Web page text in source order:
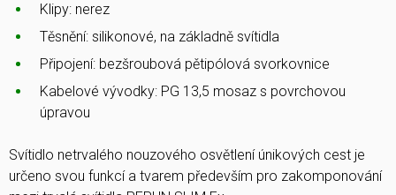
Klipy: nerez
Těsnění: silikonové, na základně svítidla
Připojení: bezšroubová pětipólová svorkovnice
Kabelové vývodky: PG 13,5 mosaz s povrchovou
úpravou
Svítidlo netrvalého nouzového osvětlení únikových cest je
určeno svou funkcí a tvarem především pro zakomponování